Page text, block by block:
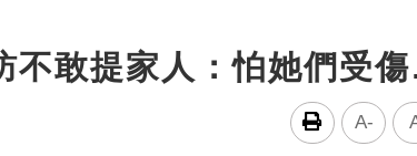
不敢提家人：怕她們受
A-